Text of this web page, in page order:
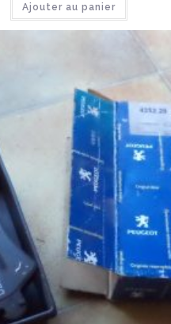
Ajouter au panier